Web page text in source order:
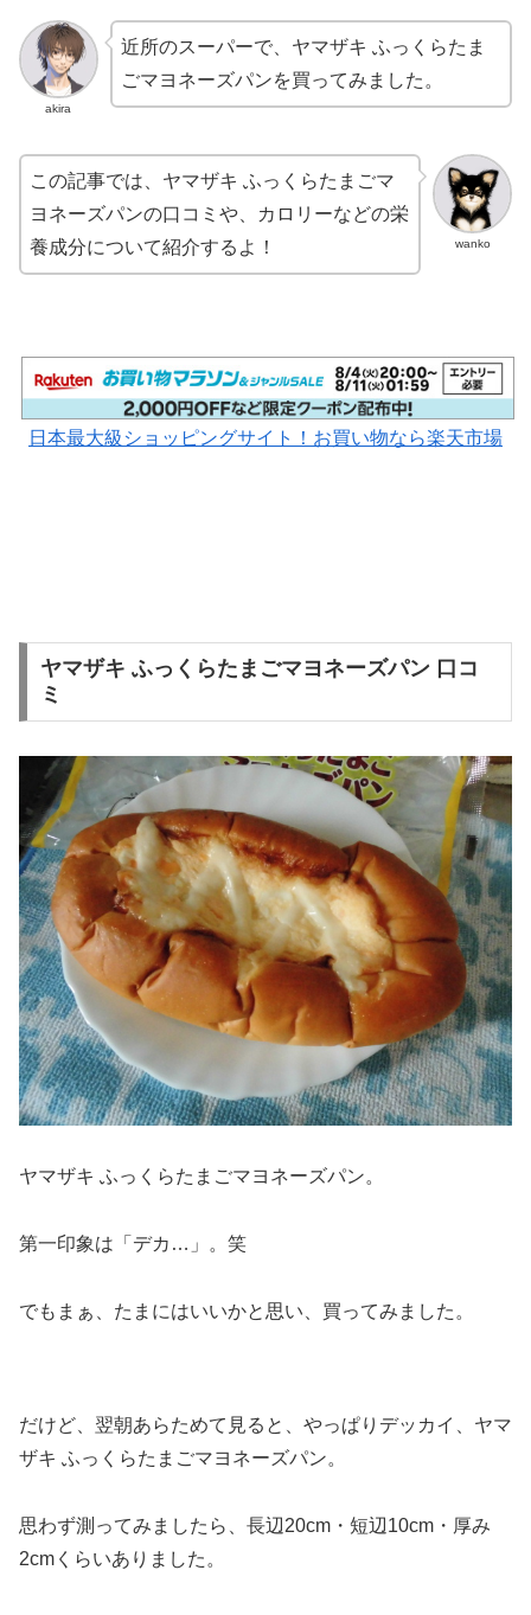
akira
近所のスーパーで、ヤマザキ ふっくらたま
ごマヨネーズパンを買ってみました。
wanko
この記事では、ヤマザキ ふっくらたまごマ
ヨネーズパンの口コミや、カロリーなどの栄
養成分について紹介するよ！
日本最大級ショッピングサイト！お買い物なら楽天市場
ヤマザキ ふっくらたまごマヨネーズパン 口コ
ミ
ヤマザキ ふっくらたまごマヨネーズパン。
第一印象は「デカ…」。笑
でもまぁ、たまにはいいかと思い、買ってみました。
だけど、翌朝あらためて見ると、やっぱりデッカイ、ヤマ
ザキ ふっくらたまごマヨネーズパン。
思わず測ってみましたら、長辺20cm・短辺10cm・厚み
2cmくらいありました。